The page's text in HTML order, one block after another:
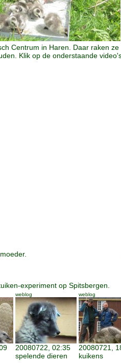
Centrum in Haren. Daar raken
Klik op de onderstaande
experiment op Spitsbergen.
weblog
20080722, 02:35
spelende dieren
weblog
20080721,
kuikens